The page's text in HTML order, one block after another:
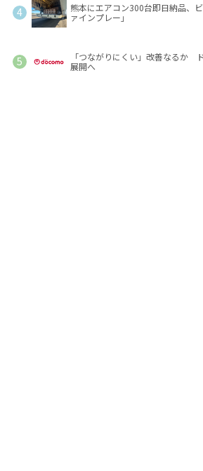
熊本にエアコン300台即日納品、
ァインプレー」
「つながりにくい」改善なるか
展開へ